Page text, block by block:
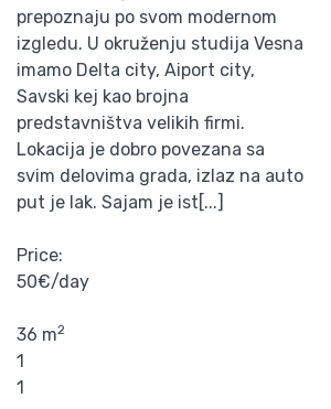
prepoznaju po svom modernom
izgledu. U okruženju studija Vesna
imamo Delta city, Aiport city,
Savski kej kao brojna
predstavništva velikih firmi.
Lokacija je dobro povezana sa
svim delovima grada, izlaz na auto
put je lak. Sajam je ist[...]
Price:
50€/day
36 m2
1
1